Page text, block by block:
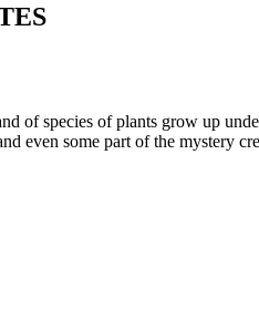
species of plants grow up
even some part of the mystery